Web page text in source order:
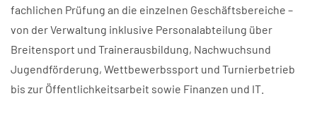
fachlichen Prüfung an die einzelnen Geschäftsbereiche –
von der Verwaltung inklusive Personalabteilung über
Breitensport und Trainerausbildung, Nachwuchsund
Jugendförderung, Wettbewerbssport und Turnierbetrieb
bis zur Öffentlichkeitsarbeit sowie Finanzen und IT.